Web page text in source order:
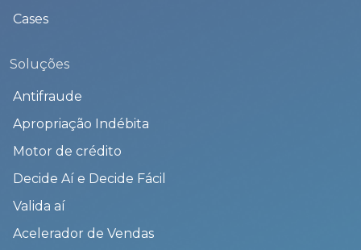
Cases
Soluções
Antifraude
Apropriação Indébita
Motor de crédito
Decide Aí e Decide Fácil
Valida aí
Acelerador de Vendas